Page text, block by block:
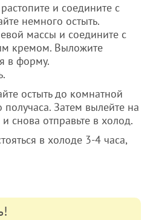
и соедините с
немного остыть.
массы и соедините с
кремом. Выложите
в форму.
остыть до комнатной
Затем вылейте на
снова отправьте в холод.
в холоде 3-4 часа,